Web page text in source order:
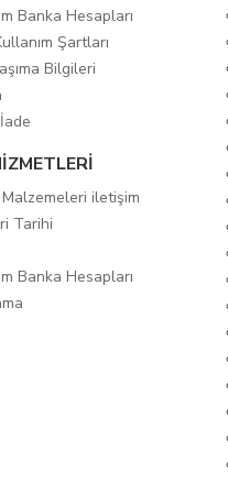
Banka Hesapları
Şartları
Bilgileri
iletişim
Tarihi
Banka Hesapları